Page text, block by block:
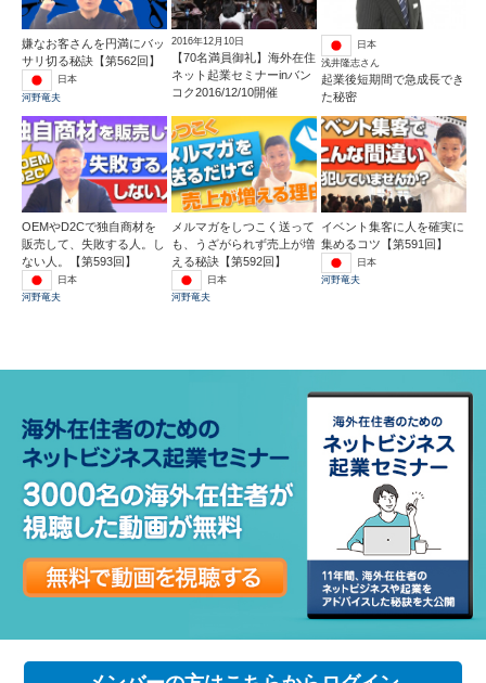
嫌なお客さんを円満にバッ
サリ切る秘訣【第562回】
日本
河野竜夫
2016年12月10日
【70名満員御礼】海外在住
ネット起業セミナーinバン
コク2016/12/10開催
日本
浅井隆志さん
起業後短期間で急成長でき
た秘密
OEMやD2Cで独自商材を
販売して、失敗する人。し
ない人。【第593回】
日本
河野竜夫
メルマガをしつこく送って
も、うざがられず売上が増
える秘訣【第592回】
日本
河野竜夫
イベント集客に人を確実に
集めるコツ【第591回】
日本
河野竜夫